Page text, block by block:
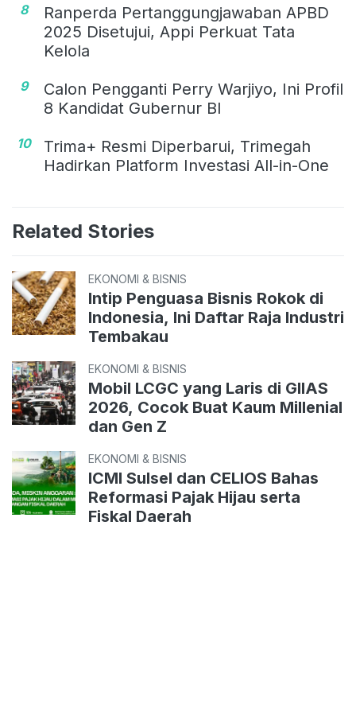
8
Ranperda Pertanggungjawaban APBD
2025 Disetujui, Appi Perkuat Tata
Kelola
9
Calon Pengganti Perry Warjiyo, Ini Profil
8 Kandidat Gubernur BI
10
Trima+ Resmi Diperbarui, Trimegah
Hadirkan Platform Investasi All-in-One
Related Stories
EKONOMI & BISNIS
Intip Penguasa Bisnis Rokok di
Indonesia, Ini Daftar Raja Industri
Tembakau
EKONOMI & BISNIS
Mobil LCGC yang Laris di GIIAS
2026, Cocok Buat Kaum Millenial
dan Gen Z
EKONOMI & BISNIS
ICMI Sulsel dan CELIOS Bahas
Reformasi Pajak Hijau serta
Fiskal Daerah